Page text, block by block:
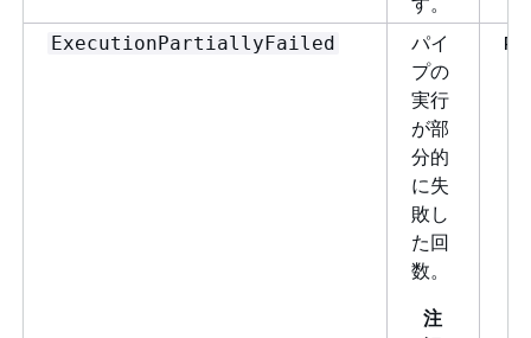
ExecutionPartiallyFailed
パイ
プの
実行
が部
分的
に失
敗し
た回
数。
注